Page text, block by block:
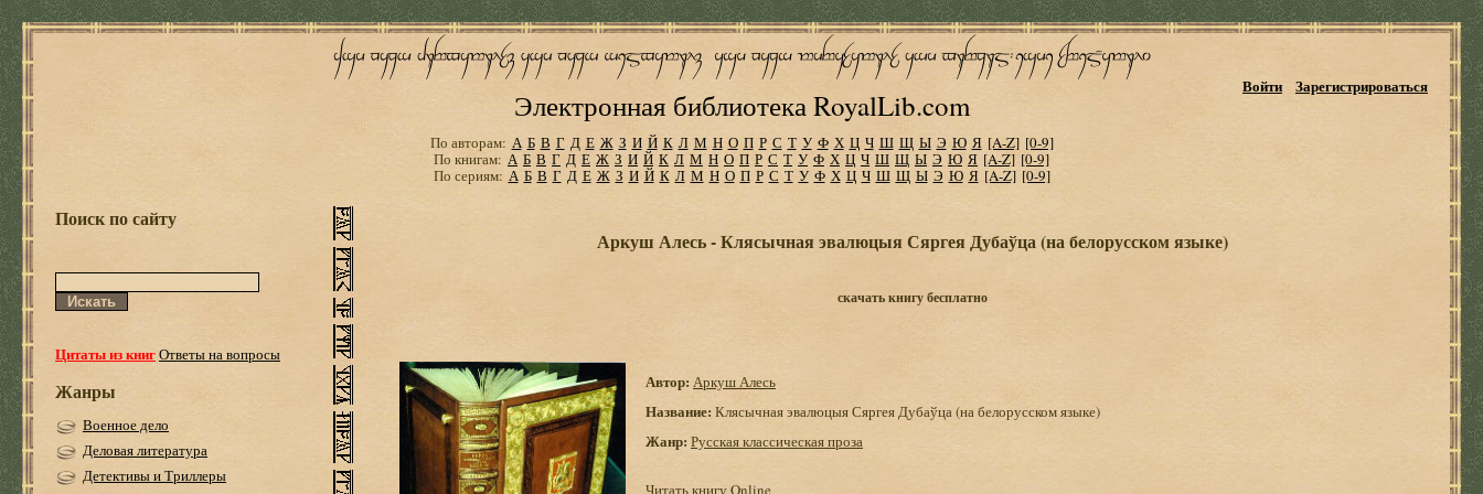
Электронная библиотека RoyalLib.com
Войти Зарегистрироваться
По авторам: А Б В Г Д Е Ж З И Й К Л М Н О П Р С Т У Ф Х Ц Ч Ш Щ Ы Э Ю Я [A-Z] [0-9]
По книгам: А Б В Г Д Е Ж З И Й К Л М Н О П Р С Т У Ф Х Ц Ч Ш Щ Ы Э Ю Я [A-Z] [0-9]
По сериям: А Б В Г Д Е Ж З И Й К Л М Н О П Р С Т У Ф Х Ц Ч Ш Щ Ы Э Ю Я [A-Z] [0-9]
Поиск по сайту
Цитаты из книгОтветы на вопросы
Жанры
Военное дело
Деловая литература
Детективы и Триллеры
Аркуш Алесь - Клясычная эвалюцыя Сяргея Дубаўца (на белорусском языке)
скачать книгу бесплатно
Автор: Аркуш Алесь
Название: Клясычная эвалюцыя Сяргея Дубаўца (на белорусском языке)
Жанр: Русская классическая проза
Читать книгу Online